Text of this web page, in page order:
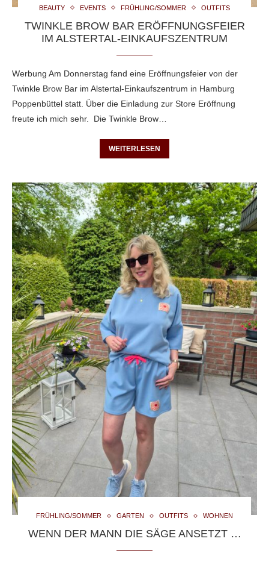
BEAUTY EVENTS FRÜHLING/SOMMER OUTFITS
TWINKLE BROW BAR ERÖFFNUNGSFEIER
IM ALSTERTAL-EINKAUFSZENTRUM
Werbung Am Donnerstag fand eine Eröffnungsfeier von der
Twinkle Brow Bar im Alstertal-Einkaufszentrum in Hamburg
Poppenbüttel statt. Über die Einladung zur Store Eröffnung
freute ich mich sehr. Die Twinkle Brow…
WEITERLESEN
FRÜHLING/SOMMER GARTEN OUTFITS WOHNEN
WENN DER MANN DIE SÄGE ANSETZT …